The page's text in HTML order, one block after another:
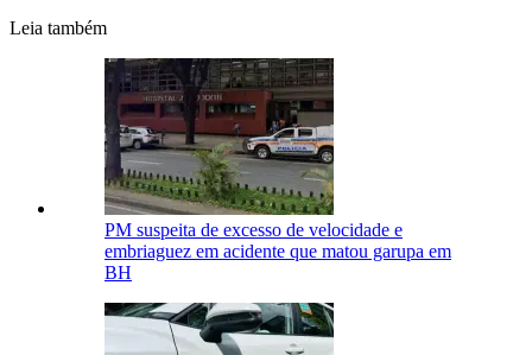
Leia também
PM suspeita de excesso de velocidade e
embriaguez em acidente que matou garupa em
BH